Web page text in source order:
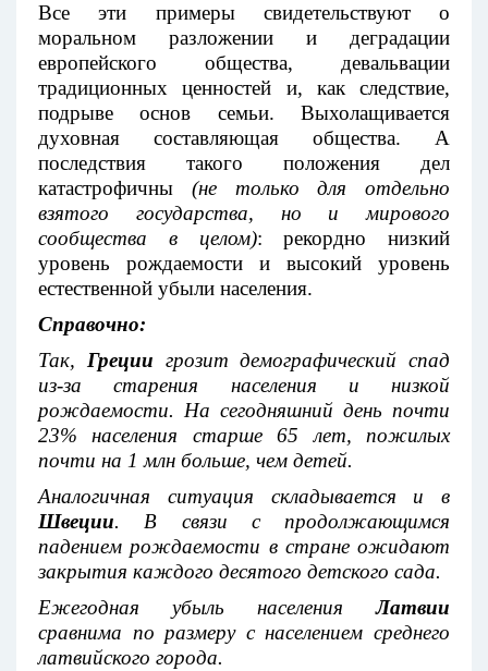
Все эти примеры свидетельствуют о
моральном разложении и деградации
европейского общества, девальвации
традиционных ценностей и, как следствие,
подрыве основ семьи. Выхолащивается
духовная составляющая общества. А
последствия такого положения дел
катастрофичны (не только для отдельно
взятого государства, но и мирового
сообщества в целом): рекордно низкий
уровень рождаемости и высокий уровень
естественной убыли населения.
Справочно:
Так, Греции грозит демографический спад
из-за старения населения и низкой
рождаемости. На сегодняшний день почти
23% населения старше 65 лет, пожилых
почти на 1 млн больше, чем детей.
Аналогичная ситуация складывается и в
Швеции. В связи с продолжающимся
падением рождаемости в стране ожидают
закрытия каждого десятого детского сада.
Ежегодная убыль населенияЛатвии
сравнима по размеру с населением среднего
латвийского города.